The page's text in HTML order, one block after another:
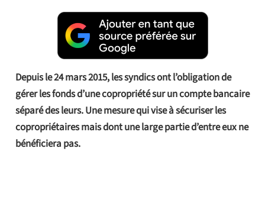
Depuis le 24 mars 2015, les syndics ont l’obligation de
gérer les fonds d’une copropriété sur un compte bancaire
séparé des leurs. Une mesure qui vise à sécuriser les
copropriétaires mais dont une large partie d’entre eux ne
bénéficiera pas.